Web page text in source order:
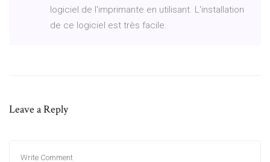
logiciel de l'imprimante en utilisant. L'installation
de ce logiciel est très facile.
Leave a Reply